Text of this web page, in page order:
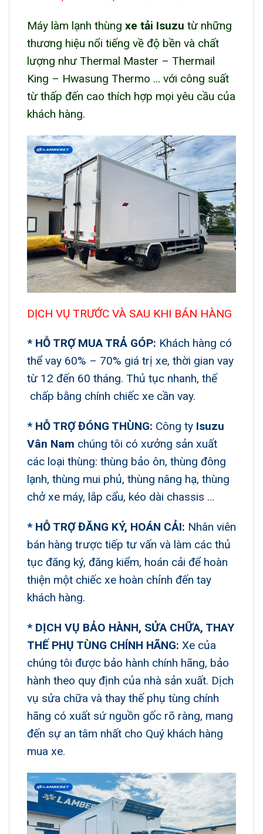
Máy làm lạnh thùng xe tải Isuzu từ những
thương hiệu nổi tiếng về độ bền và chất
lượng như Thermal Master – Thermail
King – Hwasung Thermo … với công suất
từ thấp đến cao thích hợp mọi yêu cầu của
khách hàng.
DỊCH VỤ TRƯỚC VÀ SAU KHI BÁN HÀNG
* HỖ TRỢ MUA TRẢ GÓP: Khách hàng có
thể vay 60% – 70% giá trị xe, thời gian vay
từ 12 đến 60 tháng. Thủ tục nhanh, thế
chấp bằng chính chiếc xe cần vay.
* HỖ TRỢ ĐÓNG THÙNG: Công ty Isuzu
Vân Nam chúng tôi có xưởng sản xuất
các loại thùng: thùng bảo ôn, thùng đông
lạnh, thùng mui phủ, thùng nâng hạ, thùng
chở xe máy, lắp cẩu, kéo dài chassis …
* HỖ TRỢ ĐĂNG KÝ, HOÁN CẢI: Nhân viên
bán hàng trược tiếp tư vấn và làm các thủ
tục đăng ký, đăng kiểm, hoán cải để hoàn
thiện một chiếc xe hoàn chỉnh đến tay
khách hàng.
* DỊCH VỤ BẢO HÀNH, SỬA CHỮA, THAY
THẾ PHỤ TÙNG CHÍNH HÃNG: Xe của
chúng tôi được bảo hành chính hãng, bảo
hành theo quy định của nhà sản xuất. Dịch
vụ sửa chữa và thay thế phụ tùng chính
hãng có xuất sứ nguồn gốc rõ ràng, mang
đến sự an tâm nhất cho Quý khách hàng
mua xe.